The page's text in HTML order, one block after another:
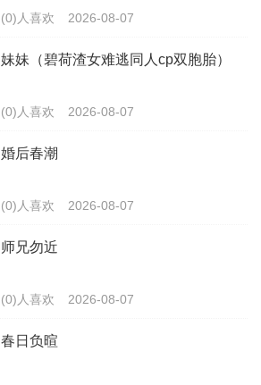
(0)人喜欢 2026-08-07
妹妹（碧荷渣女难逃同人cp双胞胎）
(0)人喜欢 2026-08-07
婚后春潮
(0)人喜欢 2026-08-07
师兄勿近
(0)人喜欢 2026-08-07
春日负暄